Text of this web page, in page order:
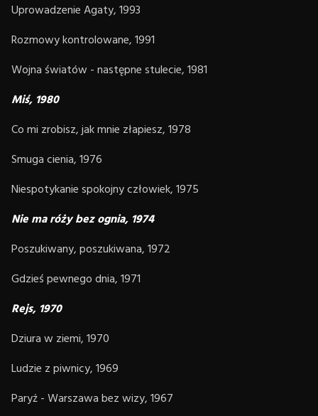
Uprowadzenie Agaty, 1993
Rozmowy kontrolowane, 1991
Wojna światów - następne stulecie, 1981
Miś, 1980
Co mi zrobisz, jak mnie złapiesz, 1978
Smuga cienia, 1976
Niespotykanie spokojny człowiek, 1975
Nie ma róży bez ognia, 1974
Poszukiwany, poszukiwana, 1972
Gdzieś pewnego dnia, 1971
Rejs, 1970
Dziura w ziemi, 1970
Ludzie z piwnicy, 1969
Paryż - Warszawa bez wizy, 1967